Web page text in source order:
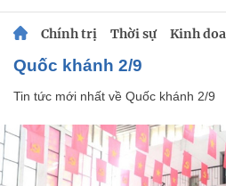
Chính trị Thời sự Kinh
Quốc khánh 2/9
Tin tức mới nhất về Quốc khánh 2/9